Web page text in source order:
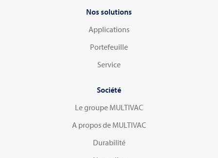
Nos solutions
Applications
Portefeuille
Service
Société
Le groupe MULTIVAC
A propos de MULTIVAC
Durabilité